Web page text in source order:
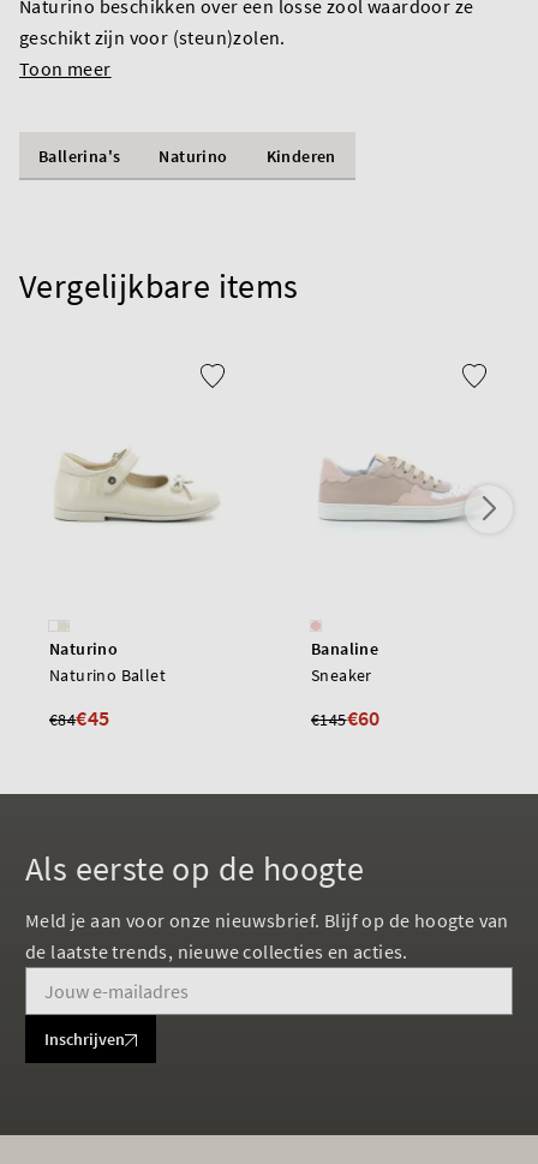
Naturino beschikken over een losse zool waardoor ze
geschikt zijn voor (steun)zolen.
Toon meer
Ballerina's Naturino Kinderen
Vergelijkbare items
Naturino
Naturino Ballet
€84€45
Banaline
Sneaker
€145€60
Als eerste op de hoogte
Meld je aan voor onze nieuwsbrief. Blijf op de hoogte van
de laatste trends, nieuwe collecties en acties.
Inschrijven